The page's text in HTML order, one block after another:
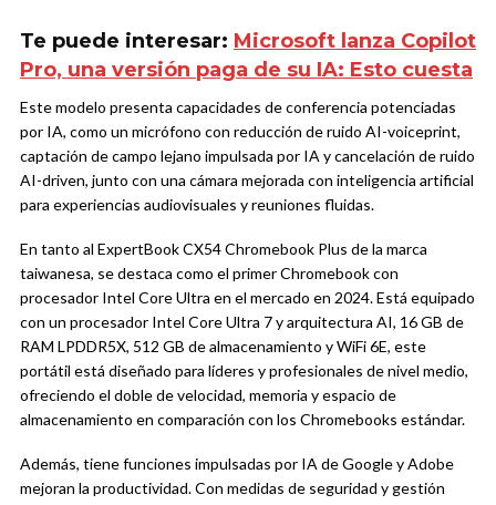
Te puede interesar: Microsoft lanza Copilot
Pro, una versión paga de su IA: Esto cuesta
Este modelo presenta capacidades de conferencia potenciadas
por IA, como un micrófono con reducción de ruido AI-voiceprint,
captación de campo lejano impulsada por IA y cancelación de ruido
AI-driven, junto con una cámara mejorada con inteligencia artificial
para experiencias audiovisuales y reuniones fluidas.
En tanto al ExpertBook CX54 Chromebook Plus de la marca
taiwanesa, se destaca como el primer Chromebook con
procesador Intel Core Ultra en el mercado en 2024. Está equipado
con un procesador Intel Core Ultra 7 y arquitectura AI, 16 GB de
RAM LPDDR5X, 512 GB de almacenamiento y WiFi 6E, este
portátil está diseñado para líderes y profesionales de nivel medio,
ofreciendo el doble de velocidad, memoria y espacio de
almacenamiento en comparación con los Chromebooks estándar.
Además, tiene funciones impulsadas por IA de Google y Adobe
mejoran la productividad. Con medidas de seguridad y gestión